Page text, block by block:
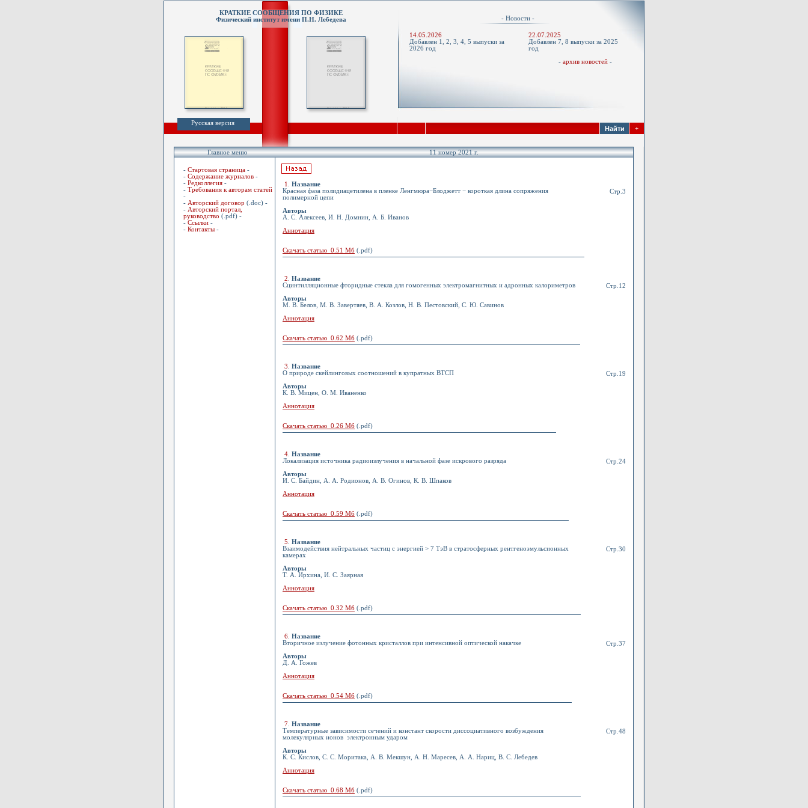
КРАТКИЕ СООБЩЕНИЯ ПО ФИЗИКЕ
Физический институт имени П.Н. Лебедева
- Новости -
14.05.2026
Добавлен 1, 2, 3, 4, 5 выпуски за
2026 год
22.07.2025
Добавлен 7, 8 выпуски за 2025
год
- архив новостей -
Русская версия
+
Главное меню 11 номер 2021 г.
- Стартовая страница -
- Содержание журналов -
- Редколлегия -
- Требования к авторам статей
-
- Авторский договор (.doc) -
- Авторский портал,
руководство (.pdf) -
- Ссылки -
- Контакты -
1
Название
Красная фаза полидиацетилена в пленке Ленгмюра−Блоджетт − короткая длина сопряжения
полимерной цепи
Авторы
А. С. Алексеев, И. Н. Домнин, А. Б. Иванов
Аннотация
Скачать статью 0.51 Мб (.pdf)
Стр.3
2
Название
Сцинтилляционные фторидные стекла для гомогенных электромагнитных и адронных калориметров
Авторы
М. В. Белов, М. В. Завертяев, В. А. Козлов, Н. В. Пестовский, С. Ю. Савинов
Аннотация
Скачать статью 0.62 Мб (.pdf)
Стр.12
3
Название
О природе скейлинговых соотношений в купратных ВТСП
Авторы
К. В. Мицен, О. М. Иваненко
Аннотация
Скачать статью 0.26 Мб (.pdf)
Стр.19
4 Название
Локализация источника радиоизлучения в начальной фазе искрового разряда
Авторы
И. С. Байдин, А. А. Родионов, А. В. Огинов, К. В. Шпаков
Аннотация
Скачать статью 0.59 Мб (.pdf)
Стр.24
5
Название
Взаимодействия нейтральных частиц с энергией > 7 ТэВ в стратосферных рентгеноэмульсионных
камерах
Авторы
Т. А. Ирхина, И. С. Заярная
Аннотация
Скачать статью 0.32 Мб (.pdf)
Стр.30
6 Название
Вторичное излучение фотонных кристаллов при интенсивной оптической накачке
Авторы
Д. А. Гожев
Аннотация
Скачать статью 0.54 Мб (.pdf)
Стр.37
7 Название
Температурные зависимости сечений и констант скорости диссоциативного возбуждения
молекулярных ионов электронным ударом
Авторы
К. С. Кислов, С. С. Моритака, А. В. Мекшун, А. Н. Маресев, А. А. Нариц, В. С. Лебедев
Аннотация
Скачать статью 0.68 Мб (.pdf)
Стр.48